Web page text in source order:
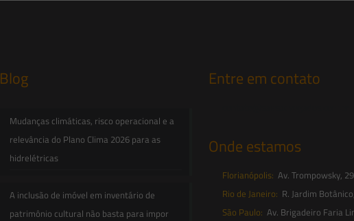
Blog
Mudanças climáticas, risco operacional e a
relevância do Plano Clima 2026 para as
hidrelétricas
A inclusão de imóvel em inventário de
patrimônio cultural não basta para impor
Entre em contato
Onde estamos
Florianópolis: Av. Trompowsky,
Rio de Janeiro: R. Jardim
São Paulo: Av. Brigadeiro Faria